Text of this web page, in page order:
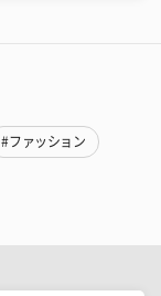
#ファッション